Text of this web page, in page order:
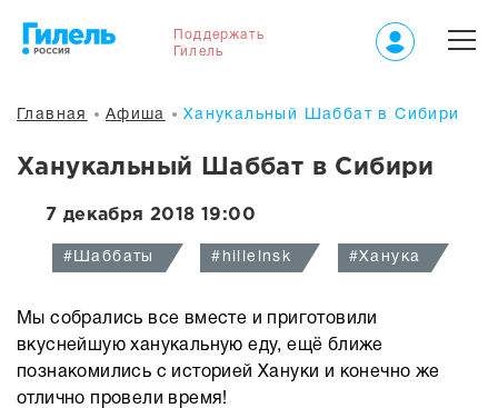
Поддержать
Гилель
Главная Афиша Ханукальный Шаббат в Сибири
Ханукальный Шаббат в Сибири
7 декабря 2018 19:00
#Шаббаты #hillelnsk #Ханука
Мы собрались все вместе и приготовили
вкуснейшую ханукальную еду, ещё ближе
познакомились с историей Хануки
и конечно же
отлично провели время!